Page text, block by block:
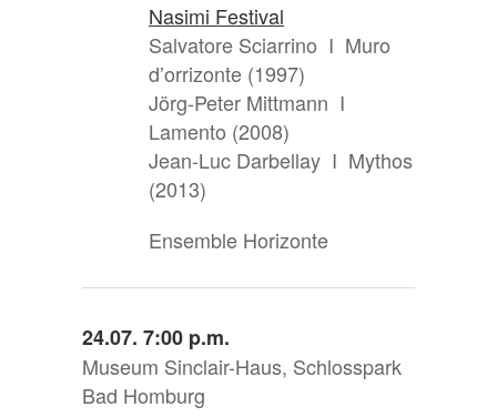
Nasimi Festival
Salvatore Sciarrino I Muro
d’orrizonte (1997)
Jörg-Peter Mittmann I
Lamento (2008)
Jean-Luc Darbellay I Mythos
(2013)
Ensemble Horizonte
24.07. 7:00 p.m.
Museum Sinclair-Haus, Schlosspark
Bad Homburg